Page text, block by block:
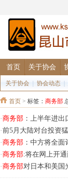
首页 关于协会
关于协会 协会动态
首页 > 标签： 商务部
·商务部 ：上半年进
·前5月大陆对台投资
·商务部 ：中方将全
·商务部:将在网上开
·商务部对日本和美国